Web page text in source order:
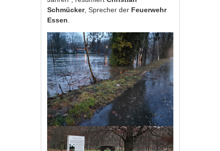
Schmücker, Sprecher der Feuerwehr
Essen